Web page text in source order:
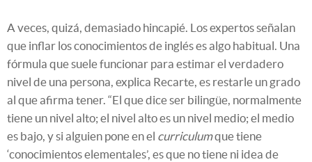
A veces, quizá, demasiado hincapié. Los expertos señalan
que inflar los conocimientos de inglés es algo habitual. Una
fórmula que suele funcionar para estimar el verdadero
nivel de una persona, explica Recarte, es restarle un grado
al que afirma tener. “El que dice ser bilingüe, normalmente
tiene un nivel alto; el nivel alto es un nivel medio; el medio
es bajo, y si alguien pone en el curriculumque tiene
‘conocimientos elementales’, es que no tiene ni idea de